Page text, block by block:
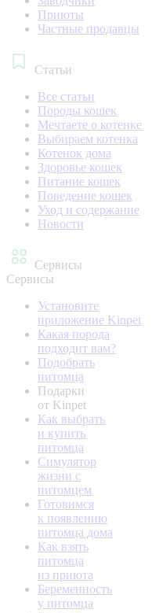
Приюты
Частные продавцы
Статьи
Все статьи
Породы кошек
Мечтаете о котенке
Выбираем котенка
Котенок дома
Здоровье кошек
Питание кошек
Поведение кошек
Уход и содержание
Новости
Сервисы
Сервисы
Установите
приложение Kinpet
Какая порода
подходит вам?
Подобрать
питомца
Подарки
от Kinpet
Как выбрать
и купить
питомца
Симулятор
жизни с
питомцем
Готовимся
к появлению
питомца дома
Как взять
питомца
из приюта
Беременность
у питомца